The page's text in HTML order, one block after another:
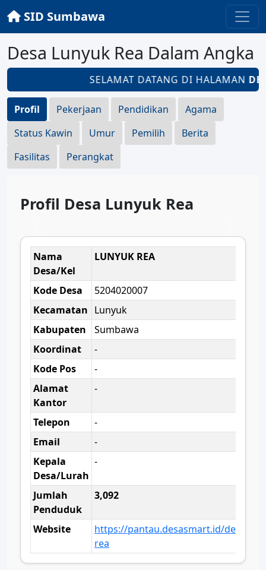
SID Sumbawa
Desa Lunyuk Rea Dalam Angka
SELAMAT DATANG DI HALAMAN
Profil Pekerjaan Pendidikan
Agama
Status Kawin
Umur Pemilih
Berita
Fasilitas
Perangkat
Profil Desa Lunyuk Rea
Nama
Desa/Kel
LUNYUK REA
Kode Desa
5204020007
Kecamatan Lunyuk
Kabupaten
Sumbawa
Koordinat
-
Kode Pos
-
Alamat
Kantor
-
Telepon
-
Email
-
Kepala
Desa/Lurah
-
Jumlah
Penduduk
3,092
Website
https://pantau.desasmart.id/desa/
rea